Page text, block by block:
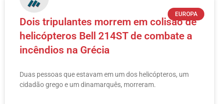
EUROPA
Dois tripulantes morrem em colisão de
helicópteros Bell 214ST de combate a
incêndios na Grécia
Duas pessoas que estavam em um dos helicópteros, um
cidadão grego e um dinamarquês, morreram.